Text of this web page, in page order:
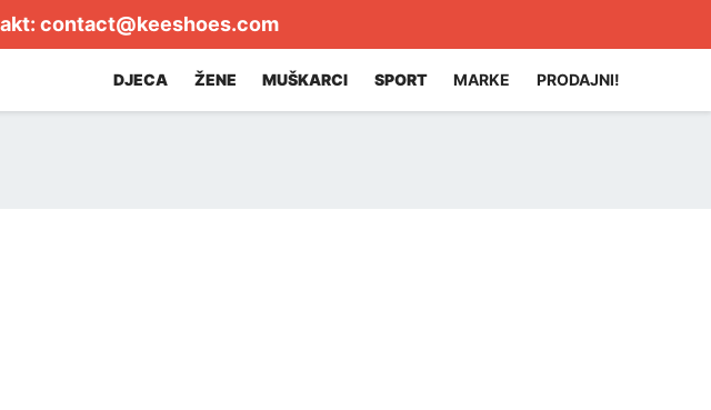
contact@keeshoes.com
DJECA ŽENE MUŠKARCI SPORT MARKE PRODAJNI!